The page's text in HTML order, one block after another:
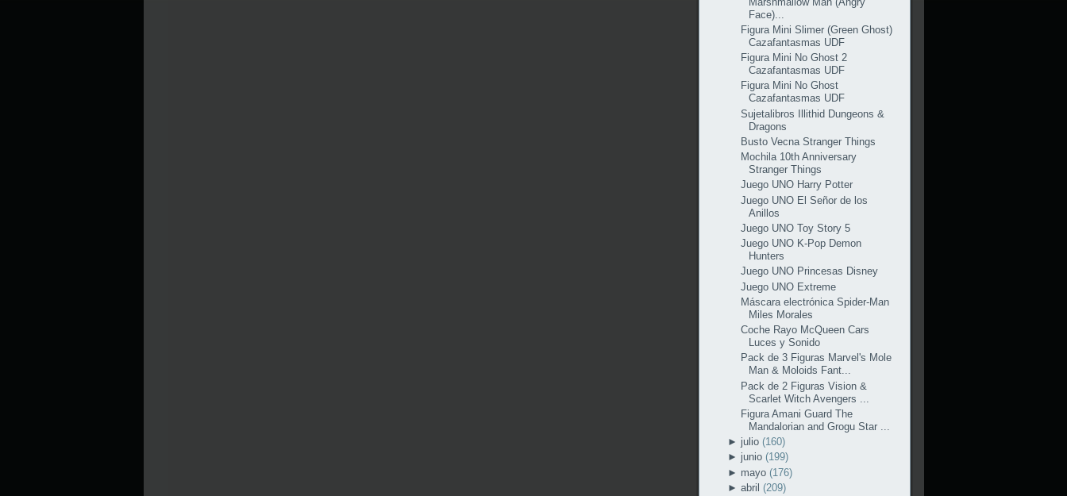
Face)...
Figura Mini Slimer (Green Ghost)
Cazafantasmas UDF
Figura Mini No Ghost 2
Cazafantasmas UDF
Figura Mini No Ghost
Cazafantasmas UDF
Sujetalibros Illithid Dungeons &
Dragons
Busto Vecna Stranger Things
Mochila 10th Anniversary
Stranger Things
Juego UNO Harry Potter
Juego UNO El Señor de los
Anillos
Juego UNO Toy Story 5
Juego UNO K-Pop Demon
Hunters
Juego UNO Princesas Disney
Juego UNO Extreme
Máscara electrónica Spider-Man
Miles Morales
Coche Rayo McQueen Cars
Luces y Sonido
Pack de 3 Figuras Marvel's Mole
Man & Moloids Fant...
Pack de 2 Figuras Vision &
Scarlet Witch Avengers ...
Figura Amani Guard The
Mandalorian and Grogu Star ...
► julio(160)
► junio(199)
► mayo(176)
►abril(209)